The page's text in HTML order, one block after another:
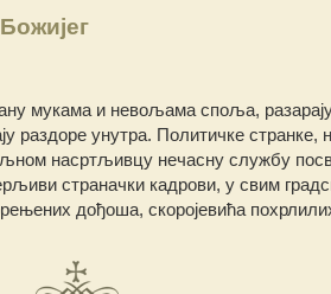
мукама и невољама споља,
раздоре унутра. Политичке странке,
насртљивцу нечасну службу
страначки кадрови, у свим
дођоша, скоројевића